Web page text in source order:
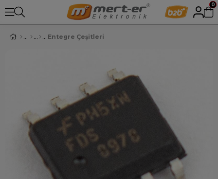
0
Entegre Çeşitleri